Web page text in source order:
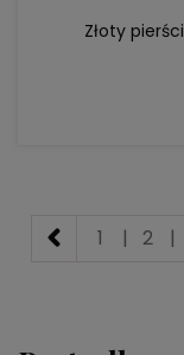
Złoty
1 | 2 |